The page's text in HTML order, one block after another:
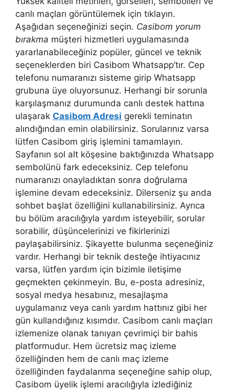
canlı maçları görüntülemek için tıklayın.
Aşağıdan seçeneğinizi seçin. Casibom yorum
bırakma müşteri hizmetleri uygulamasında
yararlanabileceğiniz popüler, güncel ve teknik
seçeneklerden biri Casibom Whatsapp’tır. Cep
telefonu numaranızı sisteme girip Whatsapp
grubuna üye oluyorsunuz. Herhangi bir sorunla
karşılaşmanız durumunda canlı destek hattına
ulaşarak Casibom Adresi gerekli teminatın
alındığından emin olabilirsiniz. Sorularınız varsa
lütfen Casibom giriş işlemini tamamlayın.
Sayfanın sol alt köşesine baktığınızda Whatsapp
sembolünü fark edeceksiniz. Cep telefonu
numaranızı onayladıktan sonra doğrulama
işlemine devam edeceksiniz. Dilerseniz şu anda
sohbet başlat özelliğini kullanabilirsiniz. Ayrıca
bu bölüm aracılığıyla yardım isteyebilir, sorular
sorabilir, düşüncelerinizi ve fikirlerinizi
paylaşabilirsiniz. Şikayette bulunma seçeneğiniz
vardır. Herhangi bir teknik desteğe ihtiyacınız
varsa, lütfen yardım için bizimle iletişime
geçmekten çekinmeyin. Bu, e-posta adresiniz,
sosyal medya hesabınız, mesajlaşma
uygulamanız veya canlı yardım hattınız gibi her
gün kullandığınız kısımdır. Casibom canlı maçları
izlemenize olanak tanıyan çevrimiçi bir bahis
platformudur. Hem ücretsiz maç izleme
özelliğinden hem de canlı maç izleme
özelliğinden faydalanma seçeneğine sahip olup,
Casibom üyelik işlemi aracılığıyla izlediğiniz